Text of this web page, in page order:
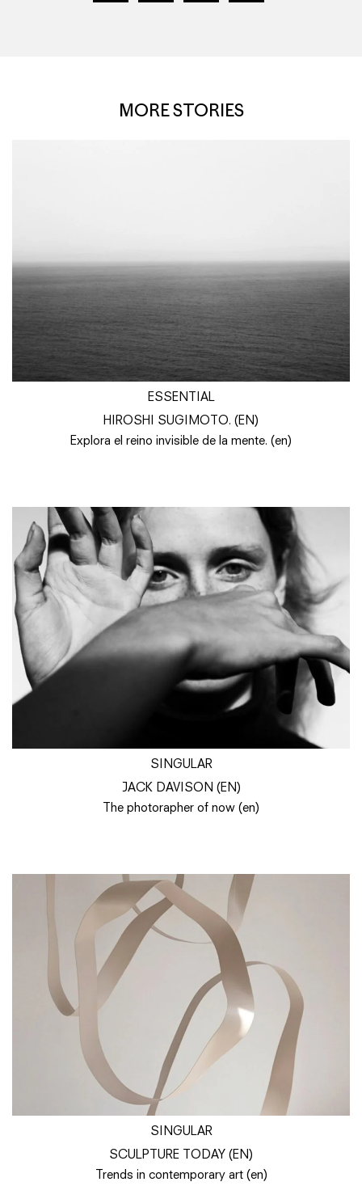
MORE STORIES
ESSENTIAL
HIROSHI SUGIMOTO. (EN)
Explora el reino invisible de la mente. (en)
SINGULAR
JACK DAVISON (EN)
The photorapher of now (en)
SINGULAR
SCULPTURE TODAY (EN)
Trends in contemporary art (en)